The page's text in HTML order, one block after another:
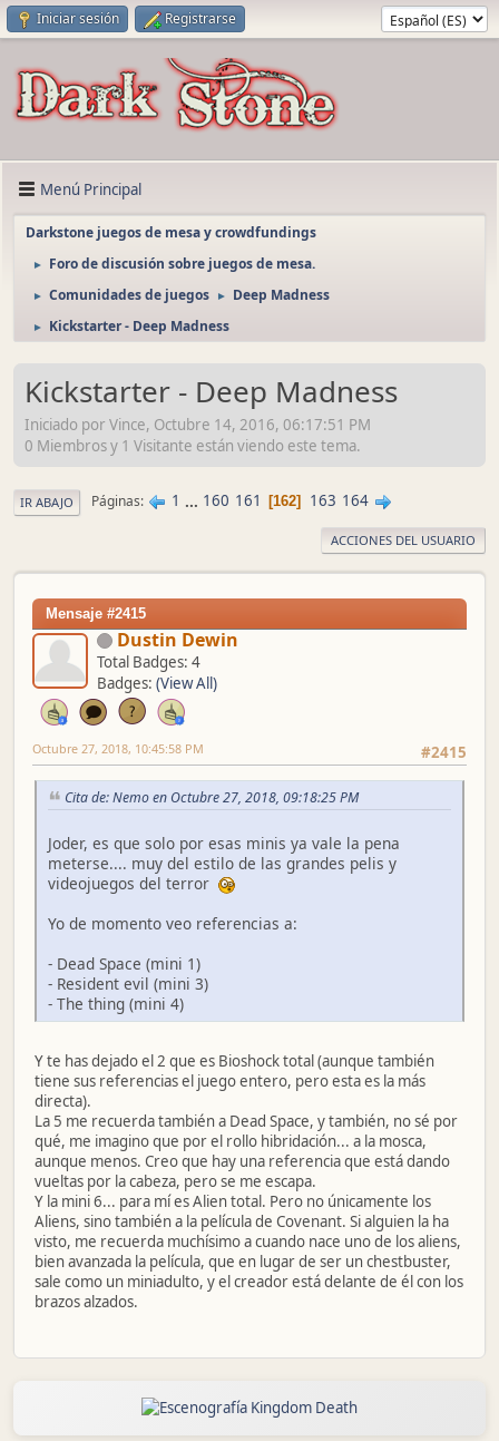
Iniciar sesión Registrarse
Menú Principal
Darkstone juegos de mesa y crowdfundings
► Foro de discusión sobre juegos de mesa.
► Comunidades de juegos ► Deep Madness
► Kickstarter - Deep Madness
Kickstarter - Deep Madness
Iniciado por Vince, Octubre 14, 2016, 06:17:51 PM
0 Miembros y 1 Visitante están viendo este tema.
IR ABAJO Páginas 1 ... 160 161 162 163 164
ACCIONES DEL USUARIO
Mensaje #2415
Dustin Dewin
Total Badges: 4
Badges: (View All)
#2415
Octubre 27, 2018, 10:45:58 PM
Cita de: Nemo en Octubre 27, 2018, 09:18:25 PM
Joder, es que solo por esas minis ya vale la pena
meterse.... muy del estilo de las grandes pelis y
videojuegos del terror
Yo de momento veo referencias a:
- Dead Space (mini 1)
- Resident evil (mini 3)
- The thing (mini 4)
Y te has dejado el 2 que es Bioshock total (aunque también
tiene sus referencias el juego entero, pero esta es la más
directa).
La 5 me recuerda también a Dead Space, y también, no sé por
qué, me imagino que por el rollo hibridación... a la mosca,
aunque menos. Creo que hay una referencia que está dando
vueltas por la cabeza, pero se me escapa.
Y la mini 6... para mí es Alien total. Pero no únicamente los
Aliens, sino también a la película de Covenant. Si alguien la ha
visto, me recuerda muchísimo a cuando nace uno de los aliens,
bien avanzada la película, que en lugar de ser un chestbuster,
sale como un miniadulto, y el creador está delante de él con los
brazos alzados.